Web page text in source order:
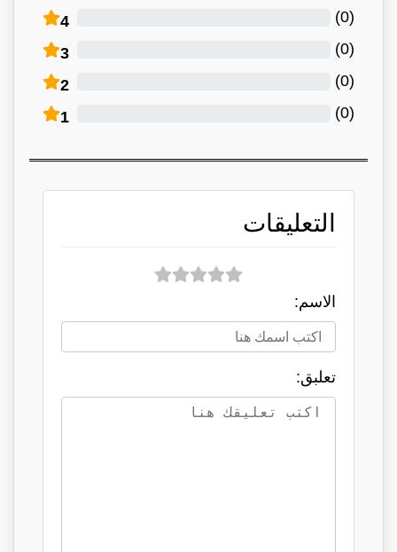
4 (
0
)
3 (
0
)
2 (
0
)
1 (
0
)
التعليقات
الاسم:
تعلبق: